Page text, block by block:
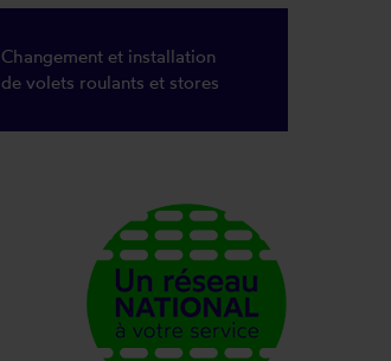
Changement et installation
de volets roulants et stores